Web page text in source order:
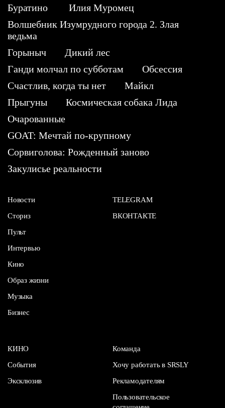
Буратино
Илия Муромец
Волшебник Изумрудного города 2. Злая
ведьма
Горыныч
Дикий лес
Ганди молчал по субботам
Обсессия
Счастлив, когда ты нет
Майкл
Прыгуны
Космическая собака Лида
Очарованные
GOAT: Мечтай по-крупному
Сорвиголова: Рожденный заново
Закулисье реальности
Новости
Сториз
Пульт
Интервью
Кино
Образ жизни
Музыка
Бизнес
TELEGRAM
ВКОНТАКТЕ
КИНО
События
Эксклюзив
Команда
Хочу работать в SRSLY
Рекламодателям
Пользовательское